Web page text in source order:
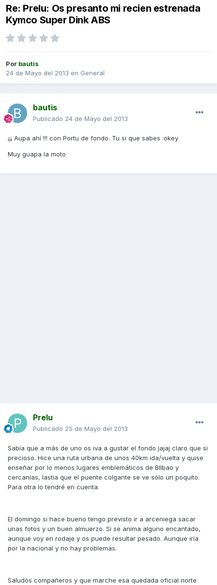
Re: Prelu: Os presanto mi recien estrenada
Kymco Super Dink ABS
Por bautis
24 de Mayo del 2013 en General
bautis
Publicado 24 de Mayo del 2013
¡¡¡ Aupa ahí !!! con Portu de fondo. Tu si que sabes :okey
Muy guapa la moto
Prelu
Publicado 25 de Mayo del 2013
Sabía que a más de uno os iva a gustar el fondo jajaj claro que si
precioso. Hice una ruta urbana de unos 40km ida/vuelta y quise
enseñar por lo menos lugares emblemáticos de BIlbao y
cercanías, lastia que el puente colgante se ve sólo un poquito.
Para otra lo tendré en cuenta.
El domingo si hace bueno tengo previsto ir a arceniega sacar
unas fotos y un buen almuerzo. Si se anima alguno encantado,
aunque voy en rodaje y os puede resultar pesado. Aunque iría
por la nacional y no hay problemas.
Saludós compañeros y que marche esa quedada oficial norte